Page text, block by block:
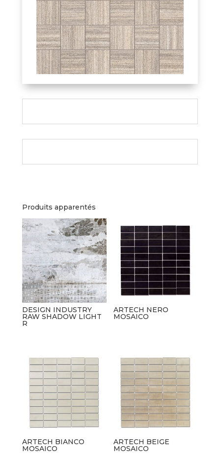
Produits apparentés
DESIGN INDUSTRY
RAW SHADOW LIGHT
R
ARTECH NERO
MOSAICO
ARTECH BIANCO
MOSAICO
ARTECH BEIGE
MOSAICO